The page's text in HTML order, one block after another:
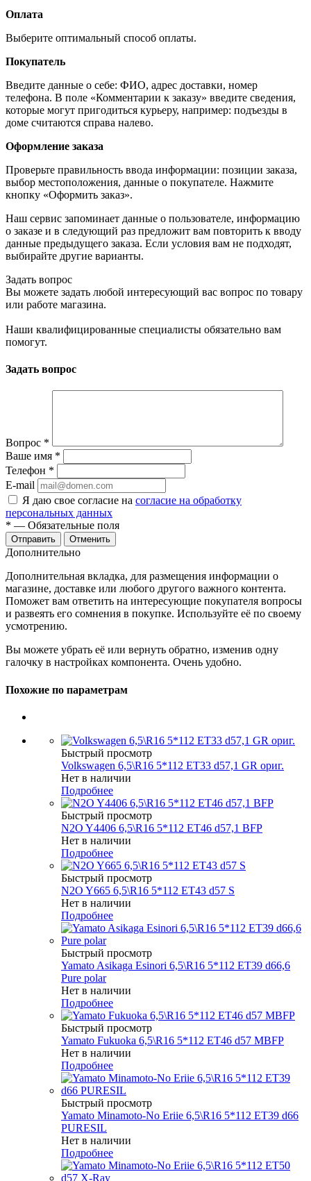
Оплата
Выберите оптимальный способ оплаты.
Покупатель
Введите данные о себе: ФИО, адрес доставки, номер
телефона. В поле «Комментарии к заказу» введите сведения,
которые могут пригодиться курьеру, например: подъезды в
доме считаются справа налево.
Оформление заказа
Проверьте правильность ввода информации: позиции заказа,
выбор местоположения, данные о покупателе. Нажмите
кнопку «Оформить заказ».
Наш сервис запоминает данные о пользователе, информацию
о заказе и в следующий раз предложит вам повторить к вводу
данные предыдущего заказа. Если условия вам не подходят,
выбирайте другие варианты.
Задать вопрос
Вы можете задать любой интересующий вас вопрос по товару
или работе магазина.
Наши квалифицированные специалисты обязательно вам
помогут.
Задать вопрос
Вопрос *
Ваше имя *
Телефон *
E-mail
Я даю свое согласие на согласие на обработку
персональных данных
* — Обязательные поля
Отменить
Дополнительно
Дополнительная вкладка, для размещения информации о
магазине, доставке или любого другого важного контента.
Поможет вам ответить на интересующие покупателя вопросы
и развеять его сомнения в покупке. Используйте её по своему
усмотрению.
Вы можете убрать её или вернуть обратно, изменив одну
галочку в настройках компонента. Очень удобно.
Похожие по параметрам
Быстрый просмотр
Volkswagen 6,5\R16 5*112 ET33 d57,1 GR ориг.
Нет в наличии
Подробнее
Быстрый просмотр
N2O Y4406 6,5\R16 5*112 ET46 d57,1 BFP
Нет в наличии
Подробнее
Быстрый просмотр
N2O Y665 6,5\R16 5*112 ET43 d57 S
Нет в наличии
Подробнее
Быстрый просмотр
Yamato Asikaga Esinori 6,5\R16 5*112 ET39 d66,6
Pure polar
Нет в наличии
Подробнее
Быстрый просмотр
Yamato Fukuoka 6,5\R16 5*112 ET46 d57 MBFP
Нет в наличии
Подробнее
Быстрый просмотр
Yamato Minamoto-No Eriie 6,5\R16 5*112 ET39 d66
PURESIL
Нет в наличии
Подробнее